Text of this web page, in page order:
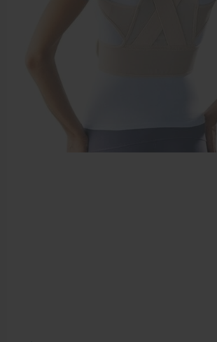
Rugbrace
Enkelbrace
Beenbrace